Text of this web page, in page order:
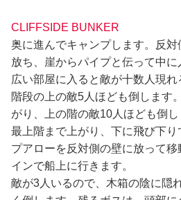
CLIFFSIDE BUNKER
奥に進んでキャンプします。反
放ち、崖からパイプと伝って中に
広い部屋に入ると敵が十数人現
階段の上の敵5人ほども倒します
がり、上の階の敵10人ほども倒し
最上階まで上がり、下に飛び下
プアローを反対側の壁に放って
インで船上に行きます。
敵が3人いるので、木箱の陰に隠